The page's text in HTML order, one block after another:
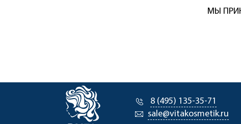
МЫ
8 (495) 135-35-71
sale@vitakosmetik.ru